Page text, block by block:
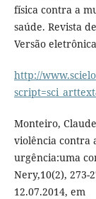
física contra a
saúde. Revista
Versão
http://
Monteiro,
violência contra
urgência:uma
Nery,10(2), 273-
12.07.2014, em